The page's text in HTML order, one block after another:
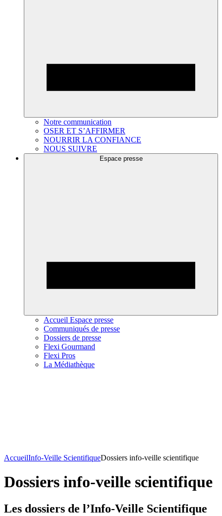
Notre communication
OSER ET S’AFFIRMER
NOURRIR LA CONFIANCE
NOUS SUIVRE
Espace presse
Accueil Espace presse
Communiqués de presse
Dossiers de presse
Flexi Gourmand
Flexi Pros
La Médiathèque
AccueilInfo-Veille ScientifiqueDossiers info-veille scientifique
Dossiers info-veille scientifique
Les dossiers de l’Info-Veille Scientifique